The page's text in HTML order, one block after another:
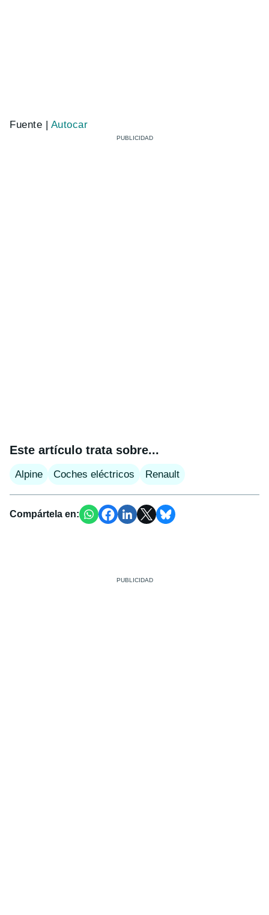
Fuente | Autocar
Este artículo trata sobre...
Alpine Coches eléctricos Renault
Compártela en: